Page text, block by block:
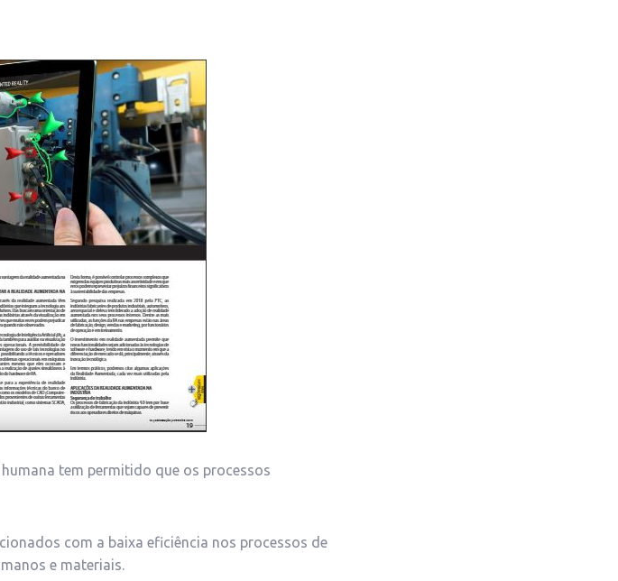
tem permitido que os processos
com a baixa eficiência nos processos de
e materiais.